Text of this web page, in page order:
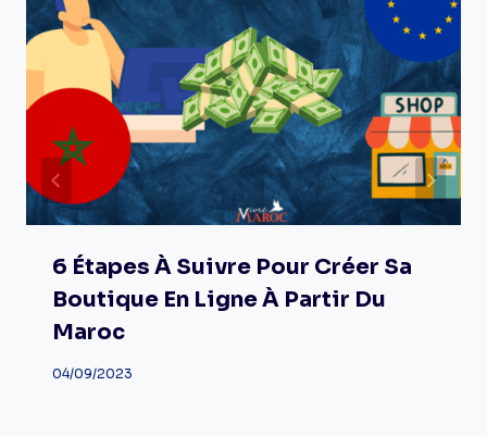
6 Étapes À Suivre Pour Créer Sa
Boutique En Ligne À Partir Du
Maroc
04/09/2023